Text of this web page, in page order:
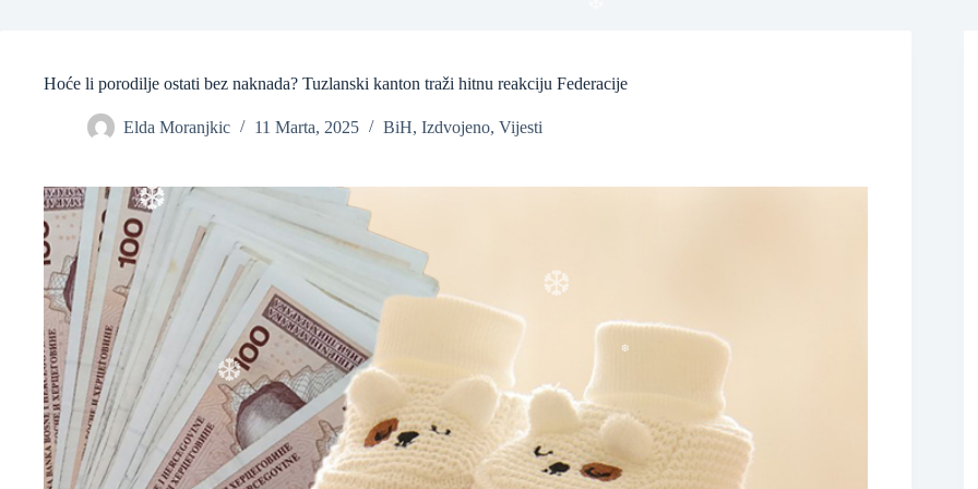
Hoće li porodilje ostati bez naknada? Tuzlanski kanton traži hitnu reakciju Federacije
Elda Moranjkic 11 Marta, 2025 BiH, Izdvojeno, Vijesti
❆
❆
❆